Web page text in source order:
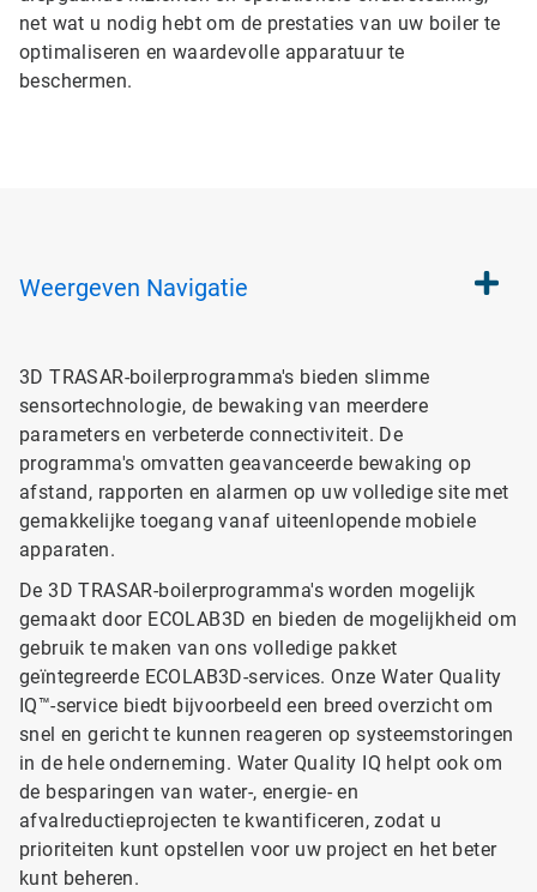
net wat u nodig hebt om de prestaties van uw boiler te
optimaliseren en waardevolle apparatuur te
beschermen.
Weergeven Navigatie
3D TRASAR-boilerprogramma's bieden slimme
sensortechnologie, de bewaking van meerdere
parameters en verbeterde connectiviteit. De
programma's omvatten geavanceerde bewaking op
afstand, rapporten en alarmen op uw volledige site met
gemakkelijke toegang vanaf uiteenlopende mobiele
apparaten.
De 3D TRASAR-boilerprogramma's worden mogelijk
gemaakt door ECOLAB3D en bieden de mogelijkheid om
gebruik te maken van ons volledige pakket
geïntegreerde ECOLAB3D-services. Onze Water Quality
IQ™-service biedt bijvoorbeeld een breed overzicht om
snel en gericht te kunnen reageren op systeemstoringen
in de hele onderneming. Water Quality IQ helpt ook om
de besparingen van water-, energie- en
afvalreductieprojecten te kwantificeren, zodat u
prioriteiten kunt opstellen voor uw project en het beter
kunt beheren.